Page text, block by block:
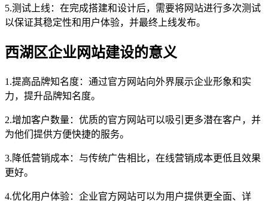
5.测试上线：在完成搭建和设计后，需要将网站进行多次测试
以保证其稳定性和用户体验，并最终上线发布。
西湖区企业网站建设的意义
1.提高品牌知名度：通过官方网站向外界展示企业形象和实
力，提升品牌知名度。
2.增加客户数量：优质的官方网站可以吸引更多潜在客户，并
为他们提供方便快捷的服务。
3.降低营销成本：与传统广告相比，在线营销成本更低且效果
更好。
4.优化用户体验：企业官方网站可以为用户提供更全面、详